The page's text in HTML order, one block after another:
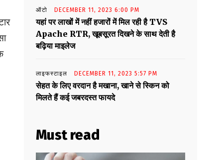
ऑटो DECEMBER 11, 2023 6:00 PM
यहां पर लाखों में नहीं हजारों में मिल रही है TVS
Apache RTR, खूबसूरत दिखने के साथ देती है
बढ़िया माइलेज
लाइफस्टाइल DECEMBER 11, 2023 5:57 PM
सेहत के लिए वरदान है मखाना, खाने से स्किन को
मिलते हैं कई जबरदस्त फायदे
Must read